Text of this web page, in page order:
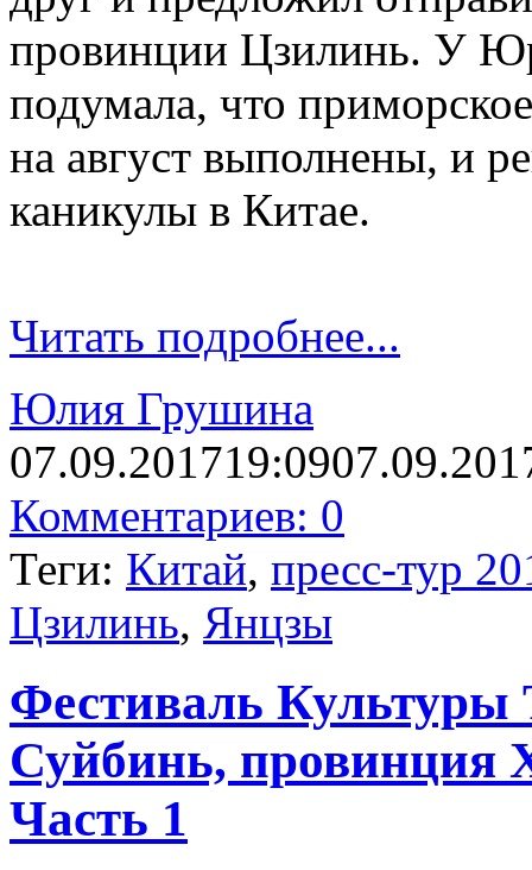
провинции Цзилинь. У
подумала, что
на август выполнены, и
каникулы в Китае.
Читать подробнее...
Юлия Грушина
07.09.201719:09
Комментариев: 0
Теги: Китай, пресс-тур
Цзилинь, Янцзы
Фестиваль Культуры
Суйбинь, провинция
Часть 1